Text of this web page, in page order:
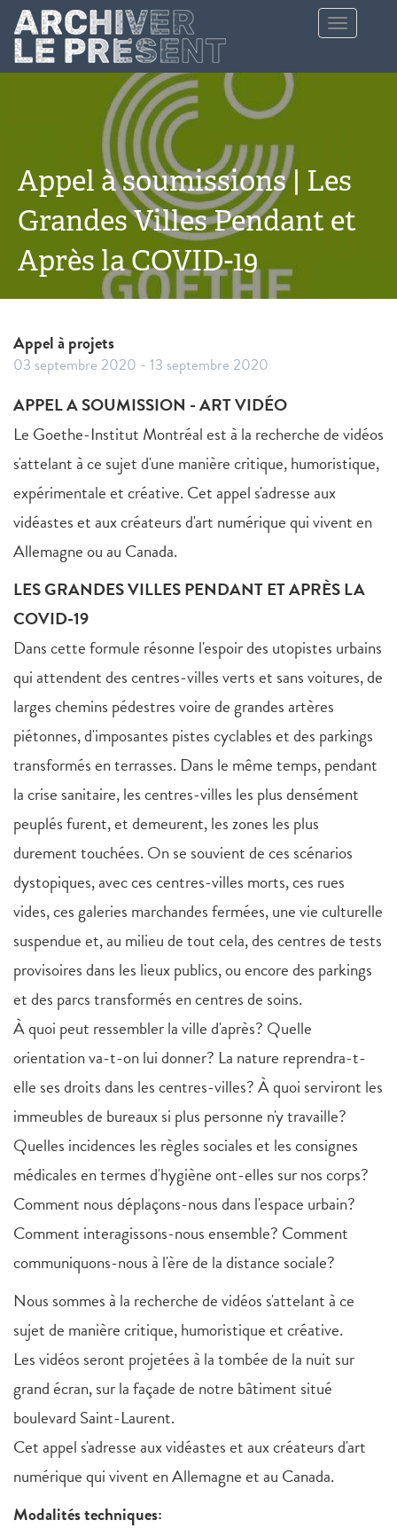
Aller au contenu principal
Toggle
navigation
Appel à soumissions | Les
Grandes Villes Pendant et
Après la COVID-19
Appel à projets
03 septembre 2020 - 13 septembre 2020
APPEL A SOUMISSION - ART VIDÉO
Le Goethe-Institut Montréal est à la recherche de vidéos
s'attelant à ce sujet d'une manière critique, humoristique,
expérimentale et créative. Cet appel s'adresse aux
vidéastes et aux créateurs d'art numérique qui vivent en
Allemagne ou au Canada.
LES GRANDES VILLES PENDANT ET APRÈS LA
COVID-19
Dans cette formule résonne l'espoir des utopistes urbains
qui attendent des centres-villes verts et sans voitures, de
larges chemins pédestres voire de grandes artères
piétonnes, d'imposantes pistes cyclables et des parkings
transformés en terrasses. Dans le même temps, pendant
la crise sanitaire, les centres-villes les plus densément
peuplés furent, et demeurent, les zones les plus
durement touchées. On se souvient de ces scénarios
dystopiques, avec ces centres-villes morts, ces rues
vides, ces galeries marchandes fermées, une vie culturelle
suspendue et, au milieu de tout cela, des centres de tests
provisoires dans les lieux publics, ou encore des parkings
et des parcs transformés en centres de soins.
À quoi peut ressembler la ville d'après? Quelle
orientation va-t-on lui donner? La nature reprendra-t-
elle ses droits dans les centres-villes? À quoi serviront les
immeubles de bureaux si plus personne n'y travaille?
Quelles incidences les règles sociales et les consignes
médicales en termes d'hygiène ont-elles sur nos corps?
Comment nous déplaçons-nous dans l'espace urbain?
Comment interagissons-nous ensemble? Comment
communiquons-nous à l'ère de la distance sociale?
Nous sommes à la recherche de vidéos s'attelant à ce
sujet de manière critique, humoristique et créative.
Les vidéos seront projetées à la tombée de la nuit sur
grand écran, sur la façade de notre bâtiment situé
boulevard Saint-Laurent.
Cet appel s'adresse aux vidéastes et aux créateurs d'art
numérique qui vivent en Allemagne et au Canada.
Modalités techniques: